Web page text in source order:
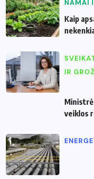
NAMAI
Kaip
IR
veiklos